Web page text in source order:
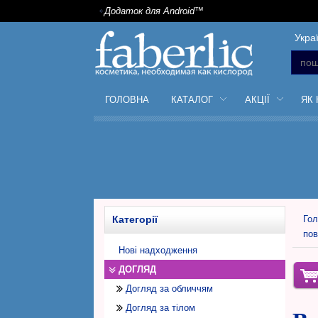
Додаток для Android™
ГОЛОВНА КАТАЛОГ АКЦІЇ ЯК
Категорії
Нові надходження
ДОГЛЯД
Догляд за обличчям
Денний крем
Догляд за тілом